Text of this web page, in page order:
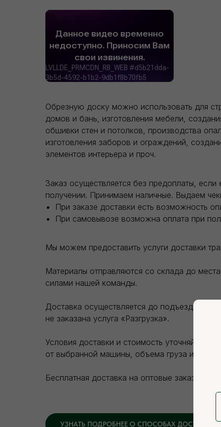
Обрезную доску можно использовать для
домов и бань, изготовления мебели,
обшивки стен и потолков, производства
изготовления заборов и ограждений,
элементов интерьера и проч.
Заказ осуществляется без предоплаты,
получении. Принимаем наличные. Выдаем
При заказе доставки есть возможность
При самовывозе возможна оплата при
Мы можем предоставить услуги доставки
Материалы отправляются со склада до
силами нашей команды.
Доставка осуществляется до подъезда
не заказана услуга «Разгрузка».
Условия доставки и стоимость уточняйте
от выбранной машины, объема груза и зоны
Бесплатная доставка на оптовые заказы.
УЗНАТЬ ПОДРОБНЕЕ О СПОСОБАХ ДОСТАВКИ